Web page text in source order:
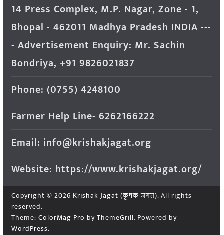
14 Press Complex, M.P. Nagar, Zone - 1,
Bhopal - 462011 Madhya Pradesh INDIA ---
- Advertisement Enquiry: Mr. Sachin
Bondriya, +91 9826021837
Phone: (0755) 4248100
Farmer Help Line- 6262166222
Email: info@krishakjagat.org
Website: https://www.krishakjagat.org/
Copyright © 2026 Krishak Jagat (कृषक जगत). All rights
reserved.
Theme: ColorMag Pro by ThemeGrill. Powered by
WordPress.